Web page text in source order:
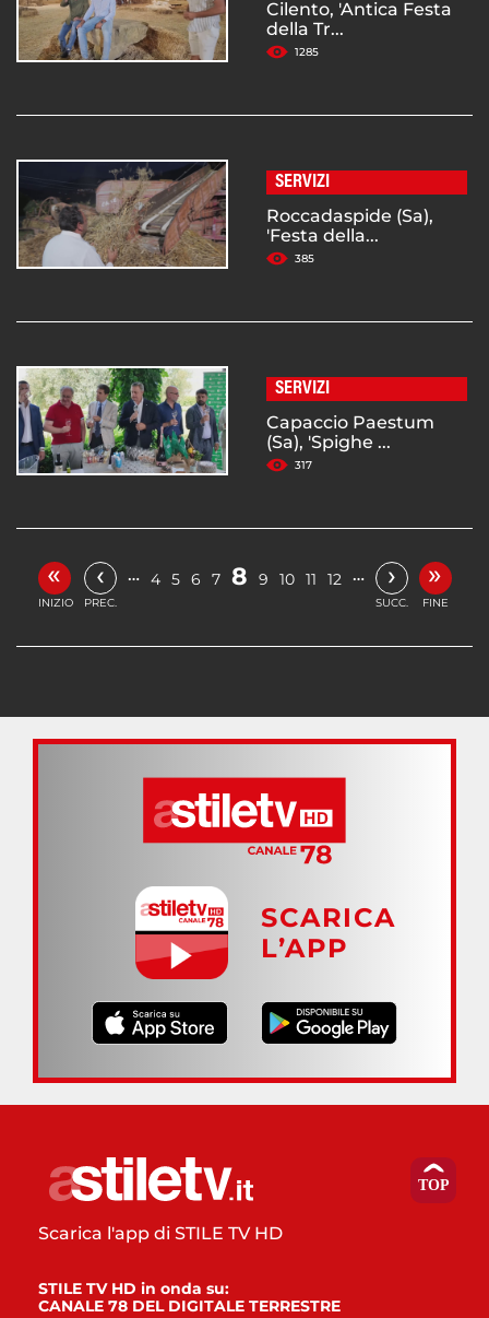
Cilento, 'Antica Festa
della Tr...
1285
SERVIZI
Roccadaspide (Sa),
'Festa della...
385
SERVIZI
Capaccio Paestum
(Sa), 'Spighe ...
317
«
INIZIO
‹
PREC.
… 4 5 6 7 8 9 10 11 12 … ›
SUCC.
»
FINE
SCARICA
L’APP
Scarica l'app di STILE TV HD
STILE TV HD in onda su:
CANALE 78 DEL DIGITALE TERRESTRE